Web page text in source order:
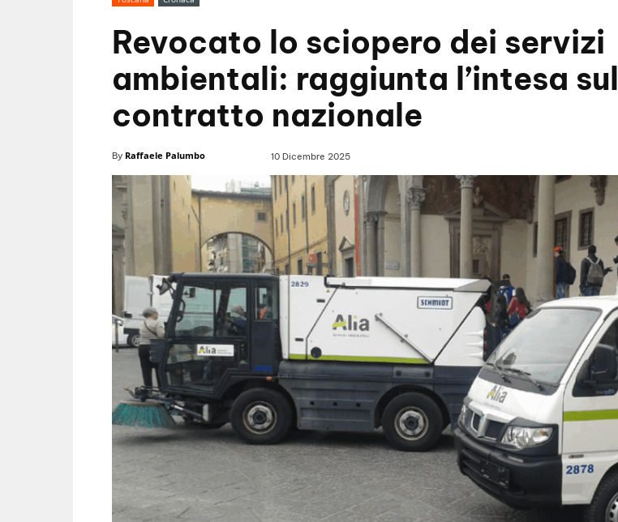
Revocato lo sciopero dei servizi
ambientali: raggiunta l’intesa sul
contratto nazionale
By Raffaele Palumbo 10 Dicembre 2025